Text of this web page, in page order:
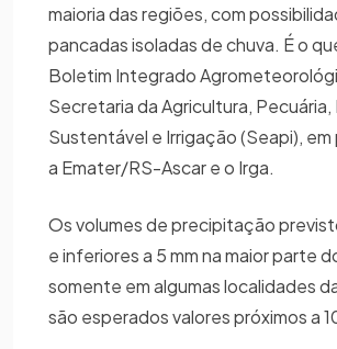
maioria das regiões, com
pancadas isoladas de chuva. É o
Boletim Integrado
Secretaria da Agricultura,
Sustentável e Irrigação (Seapi), em
a Emater/RS-Ascar e o Irga.
Os volumes de precipitação
e inferiores a 5 mm na maior parte
somente em algumas localidades
são esperados valores próximos a